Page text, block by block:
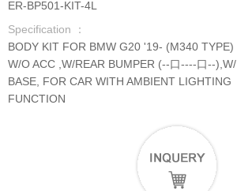
ER-BP501-KIT-4L
Specification ：
BODY KIT FOR BMW G20 '19- (M340 TYPE)
W/O ACC ,W/REAR BUMPER (--口----口--),W/
BASE, FOR CAR WITH AMBIENT LIGHTING
FUNCTION